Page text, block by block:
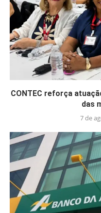
CONTEC reforça
das
7 de